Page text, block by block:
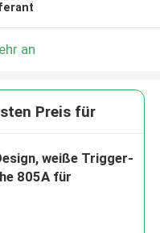
an
Preis für
weiße Trigger-
805A für